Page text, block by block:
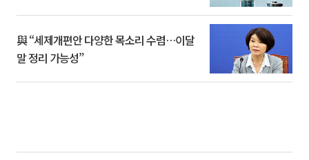
與 “세제개편안 다양한 목소리 수렴…이달
말 정리 가능성”